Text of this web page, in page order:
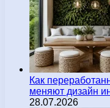
Как
меняют дизайн
28.07.2026